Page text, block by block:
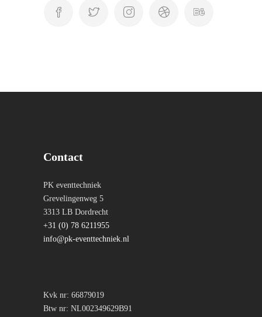
Contact
PK eventtechniek
Grevelingenweg 5
3313 LB Dordrecht
+31 (0) 78 6211955
info@pk-eventtechniek.nl
Kvk nr: 66879019
Btw nr: NL002349629B91